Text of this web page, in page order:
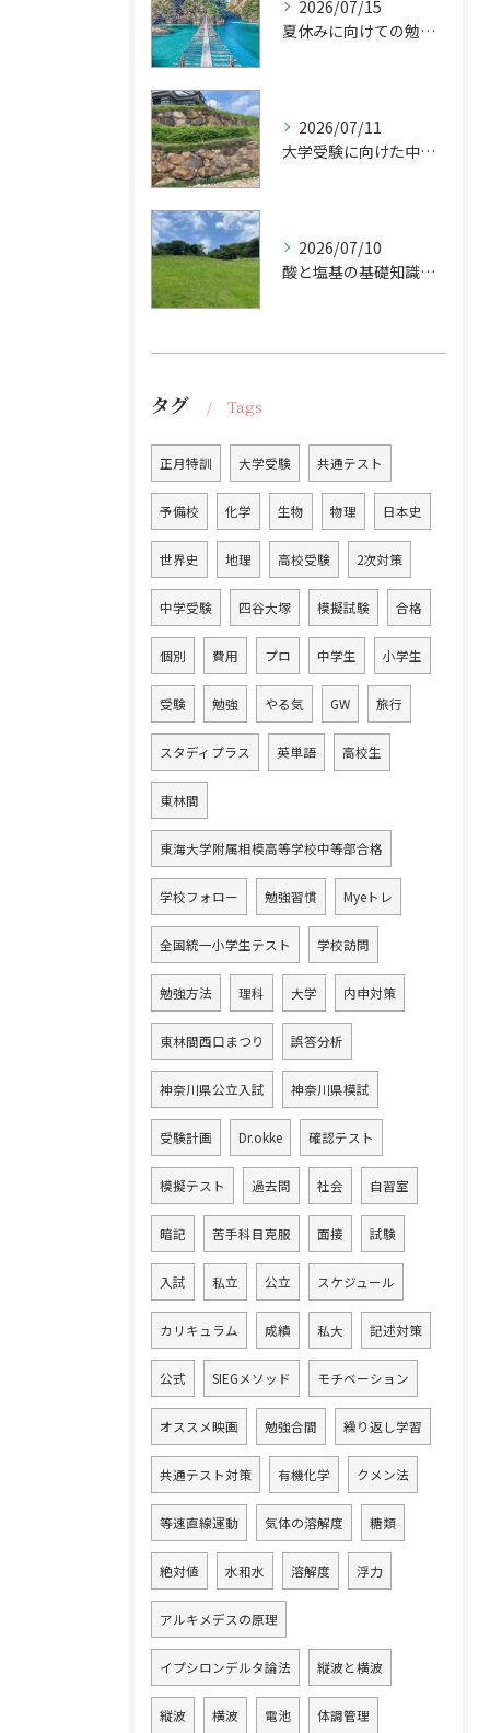
2026/07/15
夏休みに向けての勉強計画｜受験サポート塾ジークが提案する成功の秘訣
2026/07/11
大学受験に向けた中和滴定のポイント｜基礎から応用まで
2026/07/10
酸と塩基の基礎知識と大学受験対策法
タグ Tags
正月特訓 大学受験 共通テスト
予備校 化学 生物 物理 日本史
世界史 地理 高校受験 2次対策
中学受験 四谷大塚 模擬試験 合格
個別 費用 プロ 中学生 小学生
受験 勉強 やる気 GW 旅行
スタディプラス 英単語 高校生
東林間
東海大学附属相模高等学校中等部合格
学校フォロー 勉強習慣 Myeトレ
全国統一小学生テスト 学校訪問
勉強方法 理科 大学 内申対策
東林間西口まつり 誤答分析
神奈川県公立入試 神奈川県模試
受験計画 Dr.okke 確認テスト
模擬テスト 過去問 社会 自習室
暗記 苦手科目克服 面接 試験
入試 私立 公立 スケジュール
カリキュラム 成績 私大 記述対策
公式 SIEGメソッド モチベーション
オススメ映画 勉強合間 繰り返し学習
共通テスト対策 有機化学 クメン法
等速直線運動 気体の溶解度 糖類
絶対値 水和水 溶解度 浮力
アルキメデスの原理
イプシロンデルタ論法 縦波と横波
縦波 横波 電池 体調管理